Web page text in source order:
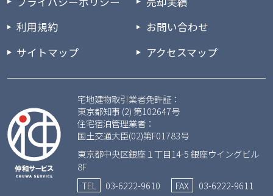
利用規約
サイトマップ
お問い合わせ
アクセスマップ
宅地建物取引業者免許証：
東京都知事 (2) 第102647号
住宅宿泊管理業者：
国土交通大臣(02)第F01783号
東京都中央区銀座１丁目14-5 銀座ウイングビル
8F
TEL
03-6222-9610 FAX 03-6222-9611